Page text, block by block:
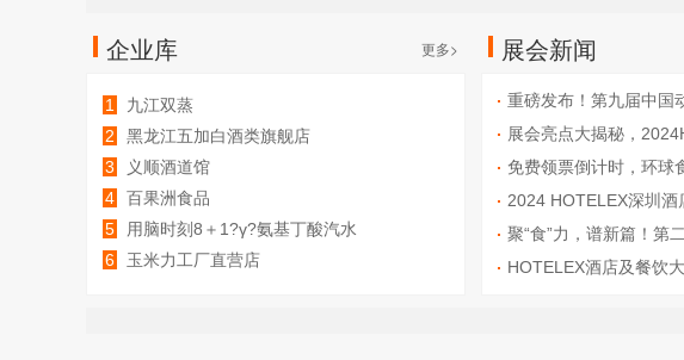
企业库 更多>
1
九江双蒸
2
黑龙江五加白酒类旗舰店
3
义顺酒道馆
4
百果洲食品
5
用脑时刻8＋1?γ?氨基丁酸汽水
6
玉米力工厂直营店
展会新闻
重磅发布！第九届中国
展会亮点大揭秘，
免费领票倒计时，环球
事、18+场行业高峰论
2024 HOTELEX深圳酒
聚“食”力，谱新篇！第
FHC中国国际烹饪艺术
HOTELEX酒店及餐饮